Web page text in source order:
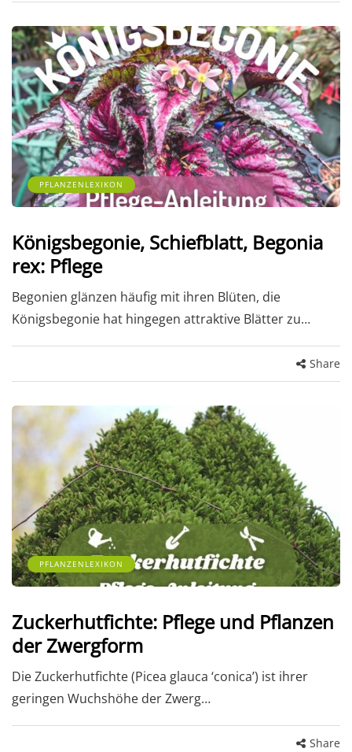
PFLANZENLEXIKON
Königsbegonie, Schiefblatt, Begonia
rex: Pflege
Begonien glänzen häufig mit ihren Blüten, die
Königsbegonie hat hingegen attraktive Blätter zu…
Share
PFLANZENLEXIKON
Zuckerhutfichte: Pflege und Pflanzen
der Zwergform
Die Zuckerhutfichte (Picea glauca ‘conica’) ist ihrer
geringen Wuchshöhe der Zwerg…
Share